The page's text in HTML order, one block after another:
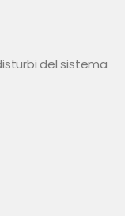
del sistema